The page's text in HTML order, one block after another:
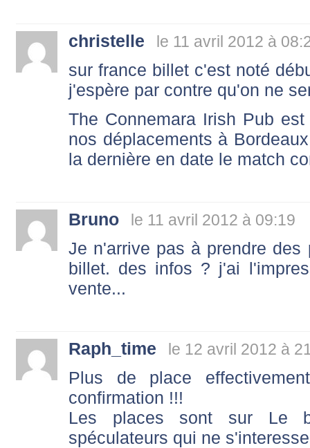
christelle le 11 avril 2012 à
sur france billet c'est noté
j'espère par contre qu'on ne
The Connemara Irish Pub
nos déplacements à
la dernière en date le match
Bruno le 11 avril 2012 à 09:19
Je n'arrive pas à prendre
billet. des infos ? j'ai
vente...
Raph_time le 12 avril 2012 à
Plus de place
confirmation !!!
Les places sont sur Le
spéculateurs qui ne